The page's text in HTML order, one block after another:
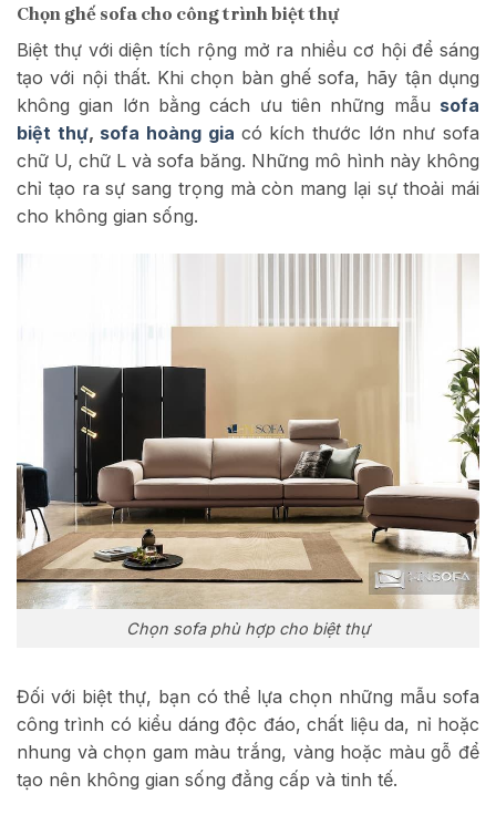
Chọn ghế sofa cho công trình biệt thự
Biệt thự với diện tích rộng mở ra nhiều cơ hội để sáng
tạo với nội thất. Khi chọn bàn ghế sofa, hãy tận dụng
không gian lớn bằng cách ưu tiên những mẫu sofa
biệt thự, sofa hoàng gia có kích thước lớn như sofa
chữ U, chữ L và sofa băng. Những mô hình này không
chỉ tạo ra sự sang trọng mà còn mang lại sự thoải mái
cho không gian sống.
Chọn sofa phù hợp cho biệt thự
Đối với biệt thự, bạn có thể lựa chọn những mẫu sofa
công trình có kiểu dáng độc đáo, chất liệu da, nỉ hoặc
nhung và chọn gam màu trắng, vàng hoặc màu gỗ để
tạo nên không gian sống đẳng cấp và tinh tế.